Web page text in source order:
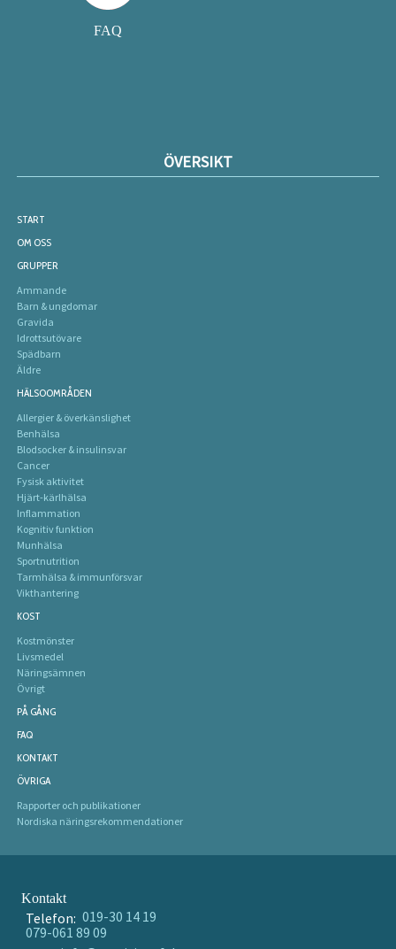
FAQ
ÖVERSIKT
START
OM OSS
GRUPPER
Ammande
Barn & ungdomar
Gravida
Idrottsutövare
Spädbarn
Äldre
HÄLSOOMRÅDEN
Allergier & överkänslighet
Benhälsa
Blodsocker & insulinsvar
Cancer
Fysisk aktivitet
Hjärt-kärlhälsa
Inflammation
Kognitiv funktion
Munhälsa
Sportnutrition
Tarmhälsa & immunförsvar
Vikthantering
KOST
Kostmönster
Livsmedel
Näringsämnen
Övrigt
PÅ GÅNG
FAQ
KONTAKT
ÖVRIGA
Rapporter och publikationer
Nordiska näringsrekommendationer
Kontakt
Telefon: 019-30 14 19
079-061 89 09